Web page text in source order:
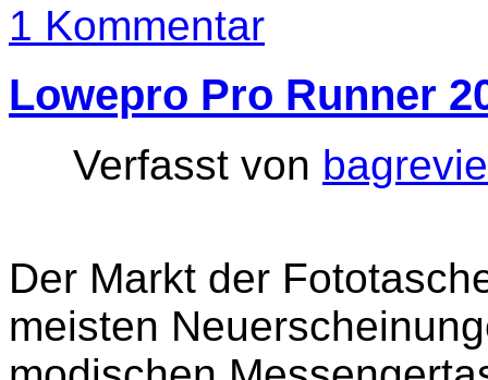
1 Kommentar
Lowepro Pro Runner
Verfasst von
Der Markt der
meisten